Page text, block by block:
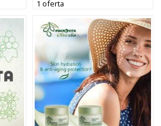
1 oferta